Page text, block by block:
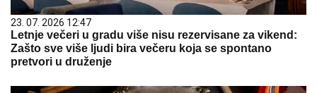
23. 07. 2026 12:47
Letnje večeri u gradu više nisu rezervisane za vikend:
Zašto sve više ljudi bira večeru koja se spontano
pretvori u druženje